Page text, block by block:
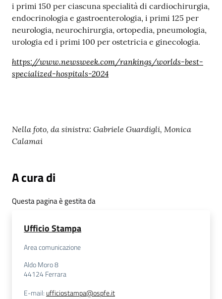
i primi 150 per ciascuna specialità di cardiochirurgia,
endocrinologia e gastroenterologia, i primi 125 per
neurologia, neurochirurgia, ortopedia, pneumologia,
urologia ed i primi 100 per ostetricia e ginecologia.
https://www.newsweek.com/rankings/worlds-best-
specialized-hospitals-2024
Nella foto, da sinistra: Gabriele Guardigli, Monica
Calamai
A cura di
Questa pagina è gestita da
Ufficio Stampa
Area comunicazione
Aldo Moro 8
44124Ferrara
E-mail: ufficiostampa@ospfe.it